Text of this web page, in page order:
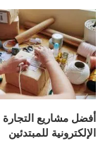
أفضل مشاريع التجارة
الإلكترونية للمبتدئين